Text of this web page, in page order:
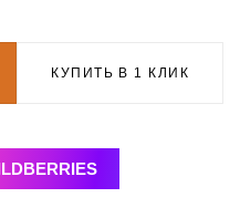
КУПИТЬ В 1 КЛИК